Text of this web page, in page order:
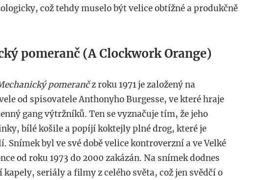
což tehdy muselo být velice obtížné a produkčně
pomeranč (A Clockwork Orange)
pomerančz roku 1971 je založený na
od spisovatele Anthonyho Burgesse, ve které hraje
gang výtržníků. Ten se vyznačuje tím, že jeho
bílé košile a popíjí koktejly plné drog, které je
Snímek byl ve své době velice kontroverzní a ve Velké
od roku 1973 do 2000 zakázán. Na snímek dodnes
seriály a filmy z celého světa, což jen svědčí o